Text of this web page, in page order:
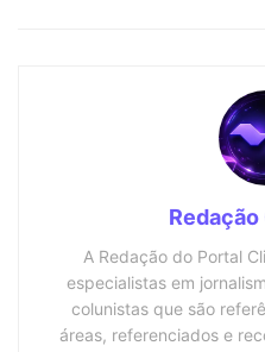
Redação
A Redação do Portal
especialistas em
colunistas que são
áreas, referenciados e